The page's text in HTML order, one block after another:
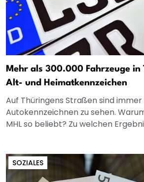
Mehr als 300.000 Fahrzeuge in
Alt- und Heimatkennzeichen
Auf Thüringens Straßen sind
Autokennzeichnen zu sehen.
MHL so beliebt? Zu welchen
SOZIALES